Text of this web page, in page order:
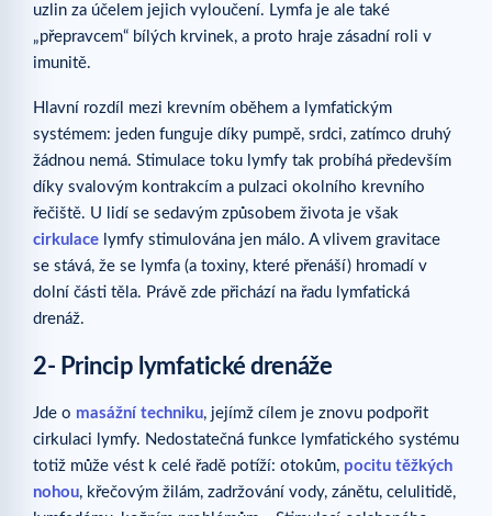
uzlin za účelem jejich vyloučení. Lymfa je ale také
„přepravcem“ bílých krvinek, a proto hraje zásadní roli v
imunitě.
Hlavní rozdíl mezi krevním oběhem a lymfatickým
systémem: jeden funguje díky pumpě, srdci, zatímco druhý
žádnou nemá. Stimulace toku lymfy tak probíhá především
díky svalovým kontrakcím a pulzaci okolního krevního
řečiště. U lidí se sedavým způsobem života je však
cirkulace lymfy stimulována jen málo. A vlivem gravitace
se stává, že se lymfa (a toxiny, které přenáší) hromadí v
dolní části těla. Právě zde přichází na řadu lymfatická
drenáž.
2- Princip lymfatické drenáže
Jde o masážní techniku, jejímž cílem je znovu podpořit
cirkulaci lymfy. Nedostatečná funkce lymfatického systému
totiž může vést k celé řadě potíží: otokům, pocitu těžkých
nohou, křečovým žilám, zadržování vody, zánětu, celulitidě,